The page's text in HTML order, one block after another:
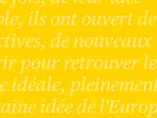
ils ont ouvert de
de nouveaux
pour retrouver
idéale,
idée de